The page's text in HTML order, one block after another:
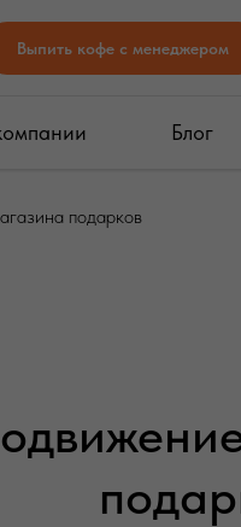
Выпить кофе с менеджером
Блог
подарков